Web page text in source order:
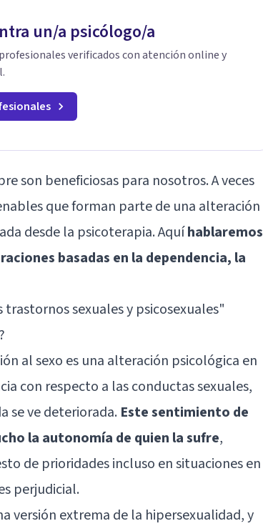
un/a psicólogo/a
verificados con atención online y
son beneficiosas para nosotros. A veces
que forman parte de una alteración
desde la psicoterapia. Aquíhablaremos
basadas en la dependencia, la
trastornos sexuales y psicosexuales"
al sexo es una alteración psicológica en
con respecto a las conductas sexuales,
se ve deteriorada. Este sentimiento de
la autonomía de quien la sufre,
de prioridades incluso en situaciones en
perjudicial.
versión extrema de la hipersexualidad, y